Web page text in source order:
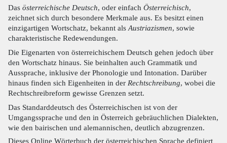
Das österreichische Deutsch, oder einfach Österreichisch,
zeichnet sich durch besondere Merkmale aus. Es besitzt einen
einzigartigen Wortschatz, bekannt als Austriazismen, sowie
charakteristische Redewendungen.
Die Eigenarten von österreichischem Deutsch gehen jedoch über
den Wortschatz hinaus. Sie beinhalten auch Grammatik und
Aussprache, inklusive der Phonologie und Intonation. Darüber
hinaus finden sich Eigenheiten in der Rechtschreibung, wobei die
Rechtschreibreform gewisse Grenzen setzt.
Das Standarddeutsch des Österreichischen ist von der
Umgangssprache und den in Österreich gebräuchlichen Dialekten,
wie den bairischen und alemannischen, deutlich abzugrenzen.
Dieses Online Wörterbuch der österreichischen Sprache definiert